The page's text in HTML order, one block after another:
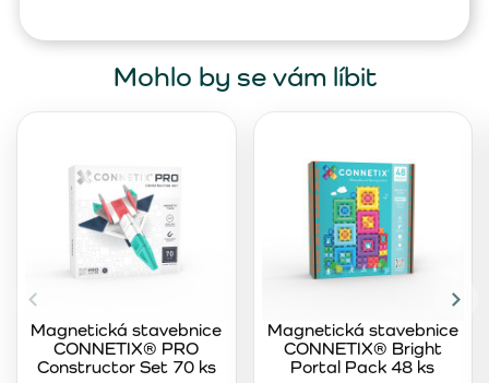
Mohlo by se vám líbit
Magnetická stavebnice
CONNETIX® PRO
Constructor Set 70 ks
Magnetická stavebnice
CONNETIX® Bright
Portal Pack 48 ks